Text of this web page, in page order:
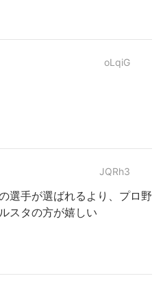
oLqiG
JQRh3
選手が選ばれるより、プロ野
スタの方が嬉しい